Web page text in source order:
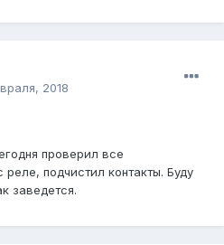
2018
проверил все
подчистил контакты. Буду
заведется.